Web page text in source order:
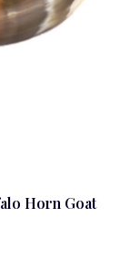
Horn Goat